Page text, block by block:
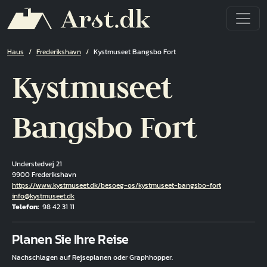
Pfadnavigation
Haus Frederikshavn Kystmuseet Bangsbo Fort
Kystmuseet
Bangsbo Fort
Understedvej 21
9900 Frederikshavn
Hjemmeside
https://www.kystmuseet.dk/besoeg-os/kystmuseet-bangsbo-fort
E-Mail
info@kystmuseet.dk
Telefon 98 42 31 11
Planen Sie Ihre Reise
Nachschlagen auf Rejseplanen oder Graphhopper.